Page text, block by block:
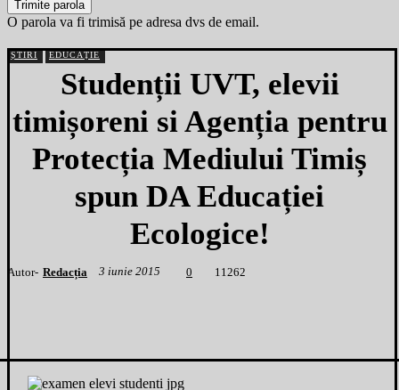
O parola va fi trimisă pe adresa dvs de email.
ȘTIRI EDUCAȚIE
Studenții UVT, elevii
timișoreni si Agenția pentru
Protecția Mediului Timiș
spun DA Educației
Ecologice!
Autor- Redacția 3 iunie 2015 0 1 1262